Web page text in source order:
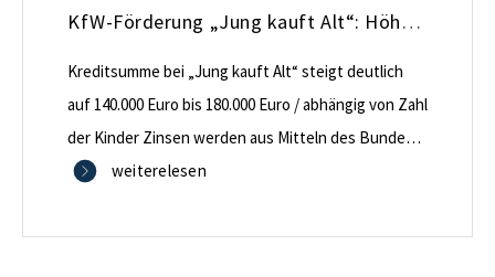
KfW-Förderung „Jung kauft Alt“: Höhere Kredite ab August 2026
Kreditsumme bei „Jung kauft Alt“ steigt deutlich
auf 140.000 Euro bis 180.000 Euro / abhängig von Zahl
der Kinder Zinsen werden aus Mitteln des Bundes
verbilligt: Heutiger Zins bei 0,53 Prozent effektiv bei
Antragstellende verpflichten sich zu energetischer
weiterelesen